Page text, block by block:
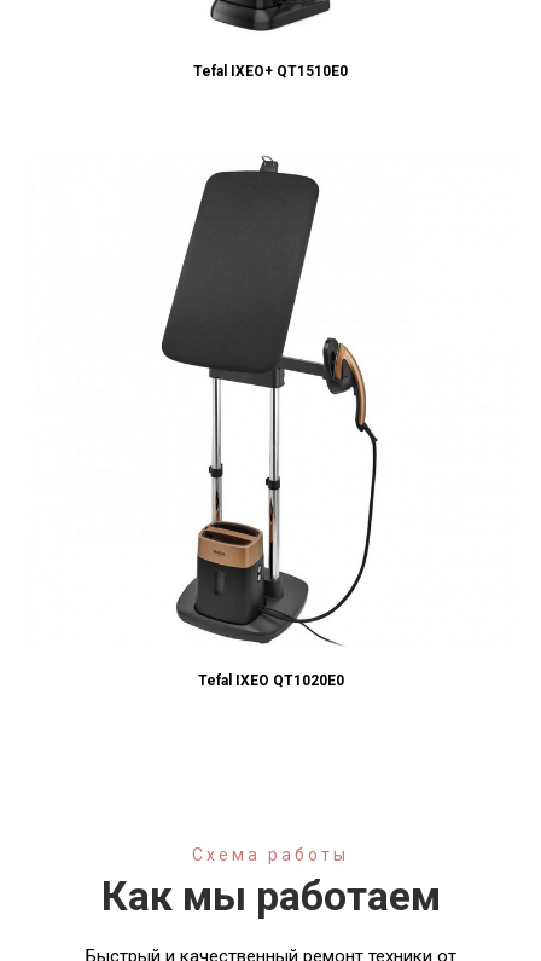
Tefal IXEO+ QT1510E0
Tefal IXEO QT1020E0
Как мы работаем
Быстрый и качественный ремонт техники от
Схема работы